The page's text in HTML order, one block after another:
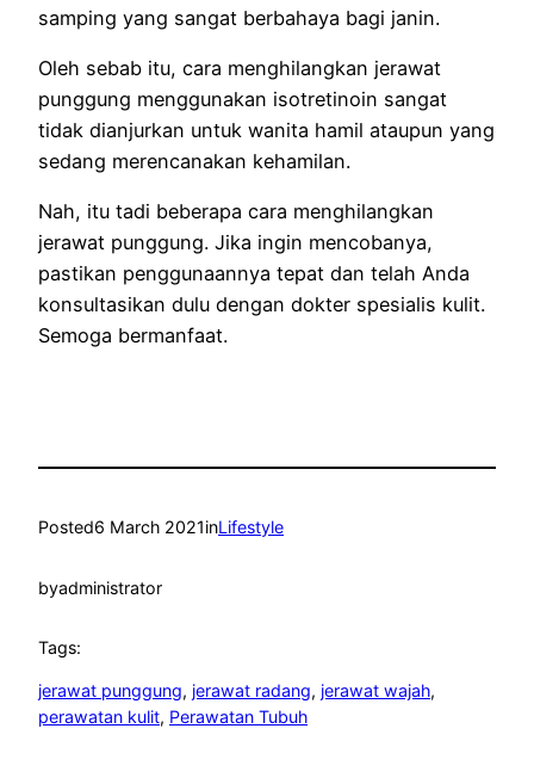
samping yang sangat berbahaya bagi janin.
Oleh sebab itu, cara menghilangkan jerawat
punggung menggunakan isotretinoin sangat
tidak dianjurkan untuk wanita hamil ataupun yang
sedang merencanakan kehamilan.
Nah, itu tadi beberapa cara menghilangkan
jerawat punggung. Jika ingin mencobanya,
pastikan penggunaannya tepat dan telah Anda
konsultasikan dulu dengan dokter spesialis kulit.
Semoga bermanfaat.
Posted6 March 2021inLifestyle
byadministrator
Tags:
jerawat punggung, jerawat radang, jerawat wajah
perawatan kulit, Perawatan Tubuh